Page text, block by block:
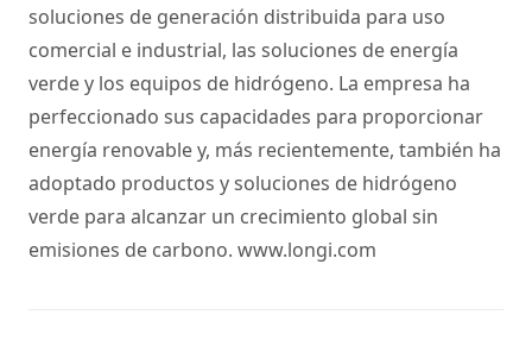
soluciones de generación distribuida para uso
comercial e industrial, las soluciones de energía
verde y los equipos de hidrógeno. La empresa ha
perfeccionado sus capacidades para proporcionar
energía renovable y, más recientemente, también ha
adoptado productos y soluciones de hidrógeno
verde para alcanzar un crecimiento global sin
emisiones de carbono. www.longi.com